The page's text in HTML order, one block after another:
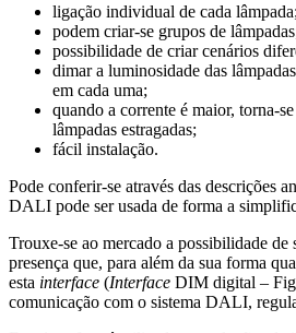
ligação individual de cada lâmpada;
podem criar-se grupos de
possibilidade de criar cenários
dimar a luminosidade das
em cada uma;
quando a corrente é maior, torna-
lâmpadas estragadas;
fácil instalação.
Pode conferir-se através das descrições
DALI pode ser usada de forma a
Trouxe-se ao mercado a possibilidade de
presença que, para além da sua forma
esta interface (Interface DIM digital –
comunicação com o sistema DALI,